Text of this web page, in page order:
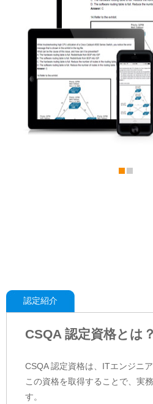
認定紹介
CSQA 認定資格とは？
CSQA 認定資格は、ITエンジニ
この資格を取得することで、実
す。